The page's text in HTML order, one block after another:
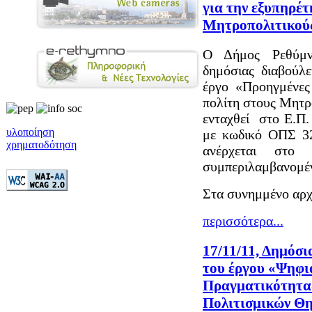
υλοποίηση
χρηματοδότηση
για την
Ο Δήμος
δημόσιας
έργο
πολίτη στους
ενταχθεί στο
με κωδικό ΟΠΣ
ανέρχεται
Στα συνημμένο
περισσότερα...
17/11/11,
του έργου
Πολιτισμικών